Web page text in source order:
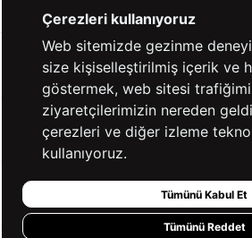
YARDIM
BİZE ULAŞIN
HIZLI ERİŞİM
Çerezleri kullanıyoruz
Web sitemizde gezinme
size kişiselleştirilmiş içerik ve
göstermek, web sitesi
ziyaretçilerimizin nereden
çerezleri ve diğer izleme
kullanıyoruz.
Tümünü Kabul Et
Tümünü Reddet